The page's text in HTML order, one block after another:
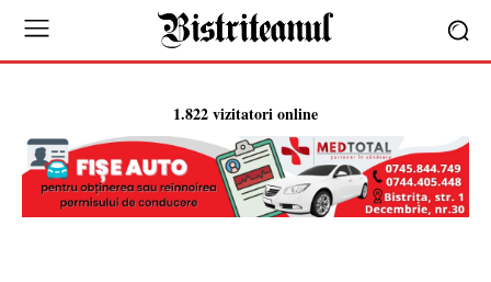
1.822 vizitatori online